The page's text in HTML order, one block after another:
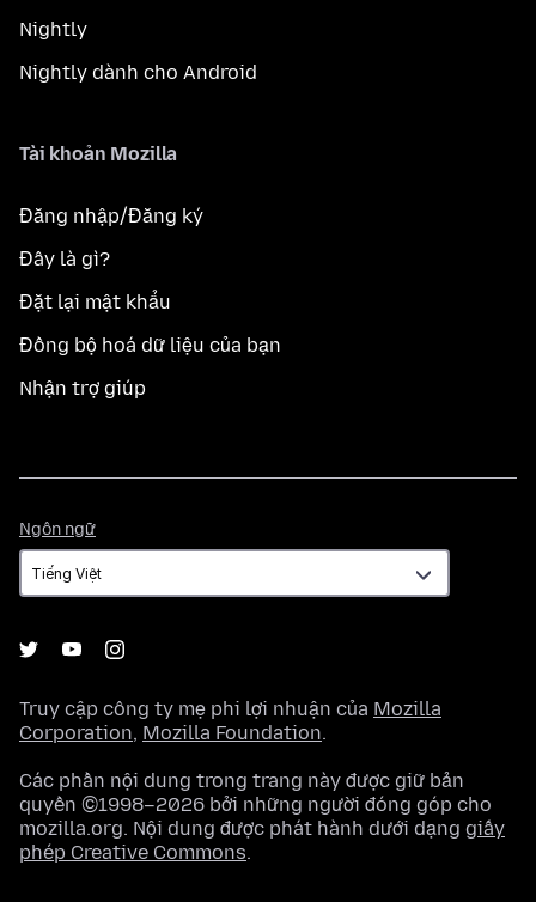
Nightly
Nightly dành cho Android
Tài khoản Mozilla
Đăng nhập/Đăng ký
Đây là gì?
Đặt lại mật khẩu
Đồng bộ hoá dữ liệu của bạn
Nhận trợ giúp
Ngôn ngữ
ngữ
Truy cập công ty mẹ phi lợi nhuận của Mozilla
Corporation, Mozilla Foundation.
Các phần nội dung trong trang này được giữ bản
quyền ©1998–2026 bởi những người đóng góp cho
mozilla.org. Nội dung được phát hành dưới dạng giấy
phép Creative Commons.